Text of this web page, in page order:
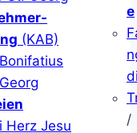
(KAB)
Herz Jesu
e
/